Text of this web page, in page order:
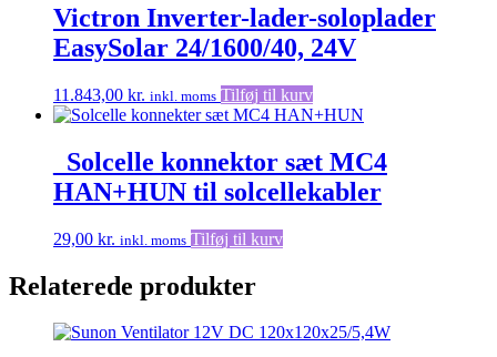
Victron Inverter-lader-soloplader
EasySolar 24/1600/40, 24V
11.843,00 kr. inkl. moms Tilføj til kurv
_Solcelle konnektor sæt MC4
HAN+HUN til solcellekabler
29,00 kr. inkl. moms Tilføj til kurv
Relaterede produkter